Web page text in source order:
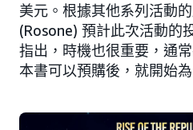
美元。根據其他系列活動
(Rosone) 預計此次活動的
指出，時機也很重要，通
本書可以預購後，就開始